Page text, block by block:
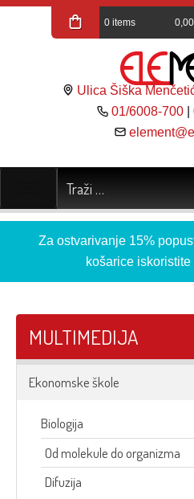
0 items 0,00
Ulica Šiška
01/6008-700 |
Za ostvarivanje 15%
košarice iskoristite
MULTIMEDIJA
Ekonomske škole
Biologija
Od molekule do organizma
Difuzija